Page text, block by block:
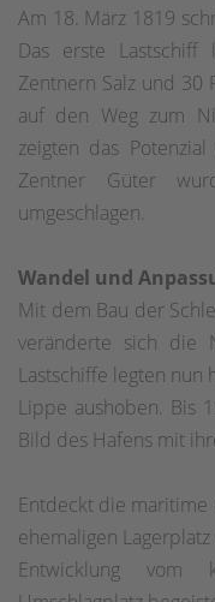
Am 18. März 1819
Das erste
Zentnern Salz und 30
auf den Weg zum
zeigten das
Zentner Güter
umgeschlagen.
Wandel und
Mit dem Bau der
veränderte sich die
Lastschiffe legten nun
Lippe aushoben. Bis
Bild des Hafens mit
Entdeckt die maritime
ehemaligen
Entwicklung vom